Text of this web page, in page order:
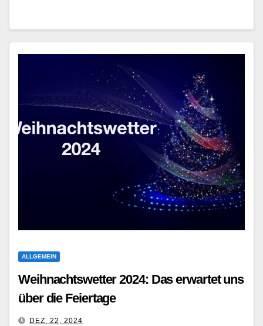
ALLGEMEIN
Weihnachtswetter 2024: Das erwartet uns
über die Feiertage
DEZ. 22, 2024